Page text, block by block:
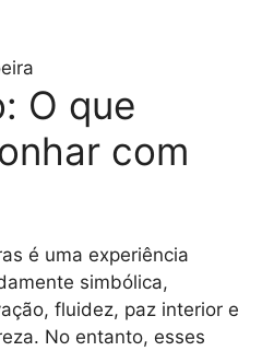
O que
com
é uma experiência
simbólica,
fluidez, paz interior e
No entanto, esses